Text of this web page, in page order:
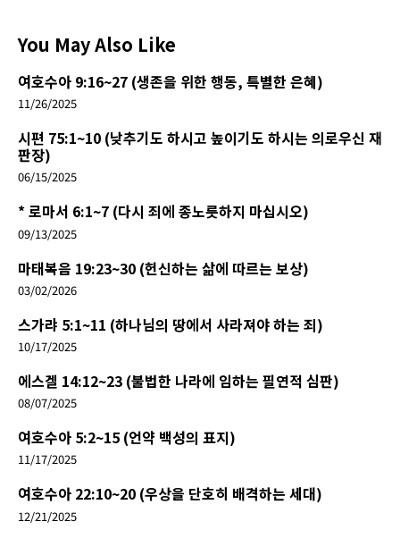
You May Also Like
여호수아 9:16~27 (생존을 위한 행동, 특별한 은혜)
11/26/2025
시편 75:1~10 (낮추기도 하시고 높이기도 하시는 의로우신 재
판장)
06/15/2025
* 로마서 6:1~7 (다시 죄에 종노릇하지 마십시오)
09/13/2025
마태복음 19:23~30 (헌신하는 삶에 따르는 보상)
03/02/2026
스가랴 5:1~11 (하나님의 땅에서 사라져야 하는 죄)
10/17/2025
에스겔 14:12~23 (불법한 나라에 임하는 필연적 심판)
08/07/2025
여호수아 5:2~15 (언약 백성의 표지)
11/17/2025
여호수아 22:10~20 (우상을 단호히 배격하는 세대)
12/21/2025